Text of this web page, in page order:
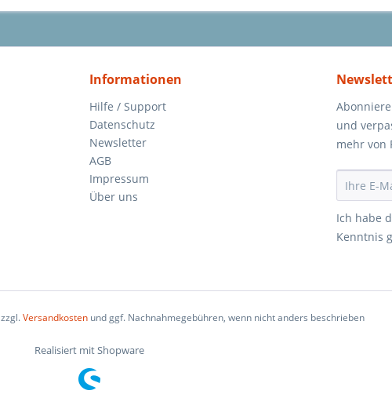
Informationen
Hilfe / Support
Datenschutz
Newsletter
AGB
Impressum
Über uns
und
mehr von
Ich habe
Kenntnis
Versandkostenund ggf. Nachnahmegebühren, wenn nicht anders beschrieben
Realisiert mit Shopware